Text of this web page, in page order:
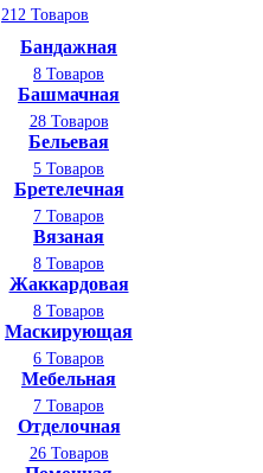
212 Товаров
Бандажная
8 Товаров
Башмачная
28 Товаров
Бельевая
5 Товаров
Бретелечная
7 Товаров
Вязаная
8 Товаров
Жаккардовая
8 Товаров
Маскирующая
6 Товаров
Мебельная
7 Товаров
Отделочная
26 Товаров